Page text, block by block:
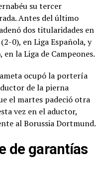
su tercer
Antes del último
dos titularidades en
0), en Liga Española, y
la Liga de Campeones.
ocupó la portería
de la pierna
el martes padeció otra
vez en el aductor,
al Borussia Dortmund.
de garantías